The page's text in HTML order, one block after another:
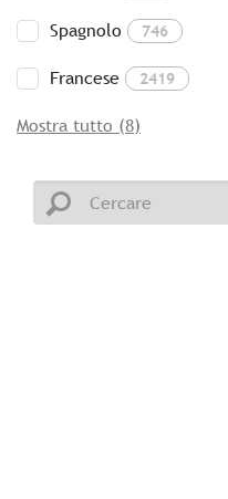
Spagnolo 746
Francese 2419
Mostra tutto (8)